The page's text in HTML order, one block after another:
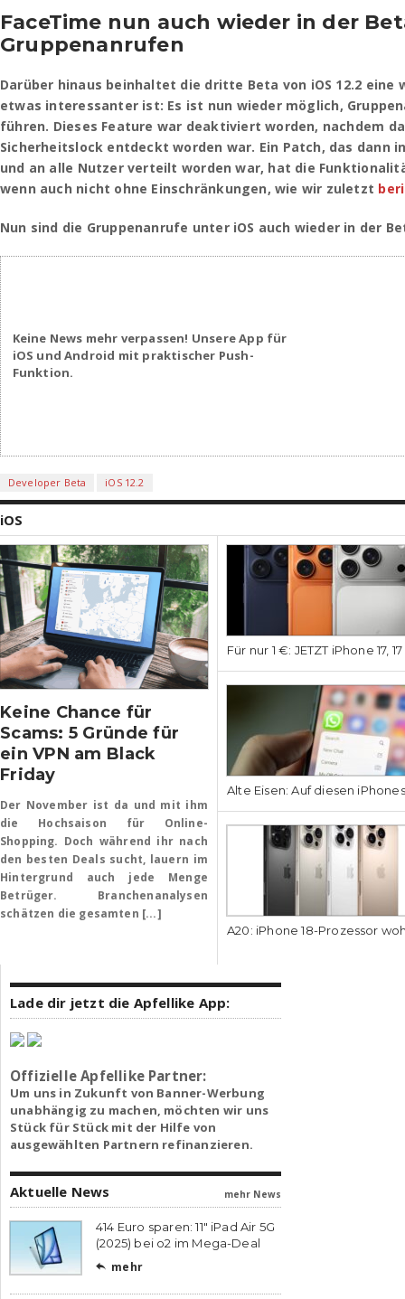
FaceTime nun auch wieder in der
Gruppenanrufen
Darüber hinaus beinhaltet die dritte Beta von iOS 12.2 eine
etwas interessanter ist: Es ist nun wieder möglich,
führen. Dieses Feature war deaktiviert worden, nachdem
Sicherheitslock entdeckt worden war. Ein Patch, das dann
und an alle Nutzer verteilt worden war, hat die
wenn auch nicht ohne Einschränkungen, wie wir zuletzt
Nun sind die Gruppenanrufe unter iOS auch wieder in der
Keine News mehr verpassen! Unsere App für
iOS und Android mit praktischer Push-
Funktion.
Developer Beta iOS 12.2
iOS
Keine Chance für
Scams: 5 Gründe für
ein VPN am Black
Friday
Der November ist da und mit ihm
die Hochsaison für Online-
Shopping. Doch während ihr nach
den besten Deals sucht, lauern im
Hintergrund auch jede Menge
Betrüger. Branchenanalysen
schätzen die gesamten [...]
Für nur 1 €: JETZT iPhone 17,
Alte Eisen: Auf diesen
A20: iPhone 18-Prozessor
Lade dir jetzt die Apfellike App:
Offizielle Apfellike Partner:
Um uns in Zukunft von Banner-Werbung
unabhängig zu machen, möchten wir uns
Stück für Stück mit der Hilfe von
ausgewählten Partnern refinanzieren.
Aktuelle News mehr News
414 Euro sparen: 11″ iPad Air 5G
(2025) bei o2 im Mega-Deal
 mehr